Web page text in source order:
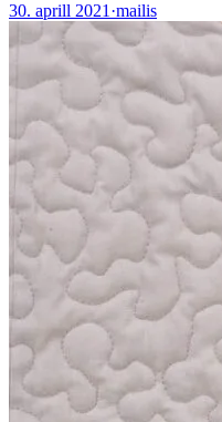
30. aprill 2021 ·mailis